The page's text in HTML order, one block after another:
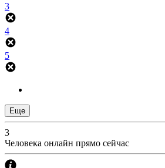
3
4
5
Еще
3
Человека онлайн прямо сейчас